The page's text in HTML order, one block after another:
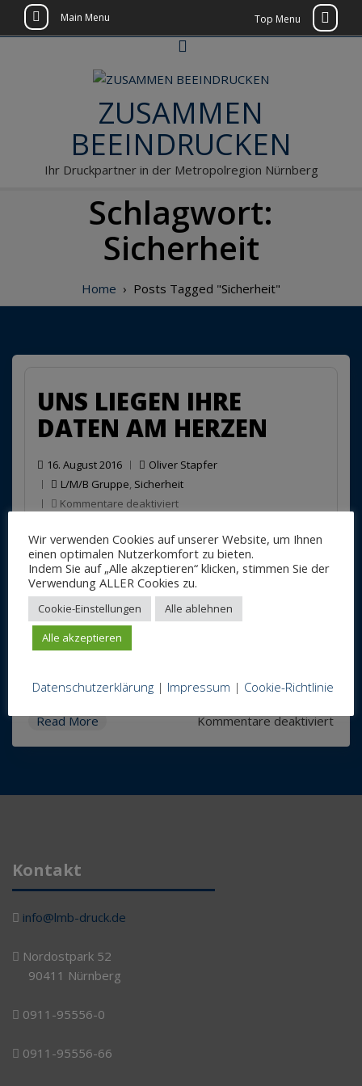
Main Menu Top Menu
ZUSAMMEN
BEEINDRUCKEN
Ihr Druckpartner in der Metropolregion Nürnberg
Schlagwort:
Sicherheit
Home › Posts Tagged "Sicherheit"
UNS LIEGEN IHRE
DATEN AM HERZEN
16. August 2016
Oliver Stapfer
L/M/B Gruppe, Sicherheit
Kommentare deaktiviertfür
liegen
Ihre
Daten
am
Herzen
Manche Dinge sind nur für die Augen bestimmter
Leute gedacht. Damit sensible Daten nicht in
falsche Hände geraten bieten wir von L/M/B Druck
unseren Kunden an, Ihre Daten sicher mittels https,
Passwortschutz oder beidem zu transferieren.
Selbst die Daten auf dem Server selbst werden
verschlüsselt.
Read More Kommentare deaktiviertfür
Kontakt
info@lmb-druck.de
Nordostpark 52
90411 Nürnberg
0911-95556-0
0911-95556-66
Wir verwenden Cookies auf unserer Website, um Ihnen
einen optimalen Nutzerkomfort zu bieten.
Indem Sie auf „Alle akzeptieren“ klicken, stimmen Sie der
Verwendung ALLER Cookies zu.
Cookie-Einstellungen
Alle ablehnen
Alle akzeptieren
Datenschutzerklärung| Impressum | Cookie-Richtlinie